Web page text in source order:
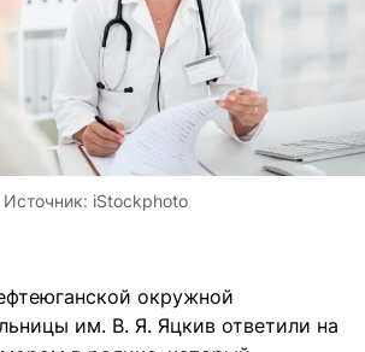
Источник: iStockphoto
окружной
им. В. Я. Яцкив ответили на